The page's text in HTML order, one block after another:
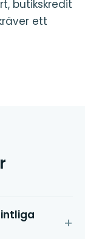
butikskredit
ett